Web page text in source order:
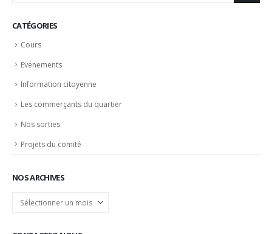
CATÉGORIES
Cours
Evénements
Information citoyenne
Les commerçants du quartier
Nos sorties
Projets du comité
NOS ARCHIVES
Nos